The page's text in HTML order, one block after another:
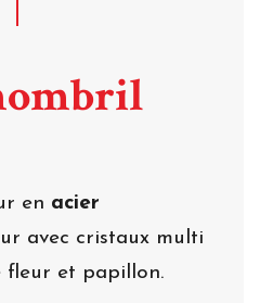
en acier
avec cristaux multi
fleur et papillon.